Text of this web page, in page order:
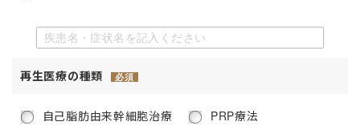
再生医療の種類 必須
自己脂肪由来幹細胞治療
PRP療法